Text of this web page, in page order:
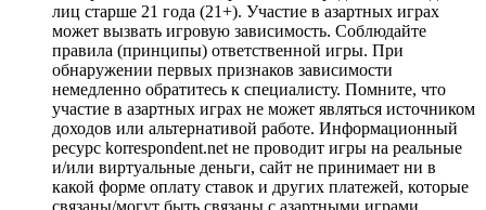
лиц старше 21 года (21+). Участие в азартных играх
может вызвать игровую зависимость. Соблюдайте
правила (принципы) ответственной игры. При
обнаружении первых признаков зависимости
немедленно обратитесь к специалисту. Помните, что
участие в азартных играх не может являться источником
доходов или альтернативой работе. Информационный
ресурс korrespondent.net не проводит игры на реальные
и/или виртуальные деньги, сайт не принимает ни в
какой форме оплату ставок и других платежей, которые